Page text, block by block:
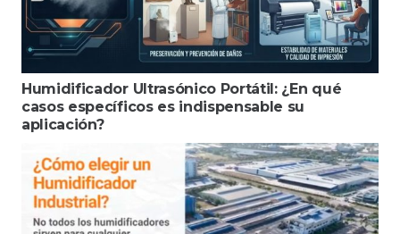
Humidificador Ultrasónico Portátil: ¿En qué
casos específicos es indispensable su
aplicación?